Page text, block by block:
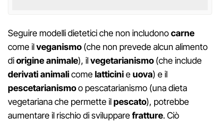
Seguire modelli dietetici che non includonocarne
come ilveganismo (che non prevede alcun alimento
diorigine animale), ilvegetarianismo (che include
derivati animalicomelatticinieuova) e il
pescetarianismoo pescatarianismo (una dieta
vegetariana che permette ilpescato), potrebbe
aumentare il rischio di svilupparefratture. Ciò